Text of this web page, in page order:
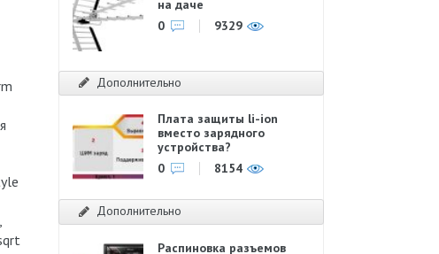
на даче
0
9329
Дополнительно
Плата защиты li-ion
вместо зарядного
устройства?
0
8154
Дополнительно
Распиновка разъемов